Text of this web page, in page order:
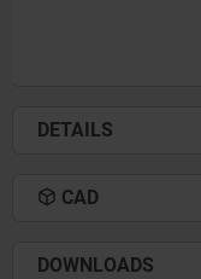
DETAILS
CAD
DOWNLOADS